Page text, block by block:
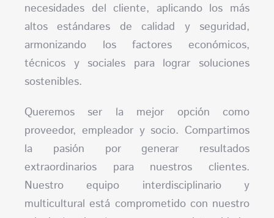
necesidades del cliente, aplicando los más
altos estándares de calidad y seguridad,
armonizando los factores económicos,
técnicos y sociales para lograr soluciones
sostenibles.
Queremos ser la mejor opción como
proveedor, empleador y socio. Compartimos
la pasión por generar resultados
extraordinarios para nuestros clientes.
Nuestro equipo interdisciplinario y
multicultural está comprometido con nuestro